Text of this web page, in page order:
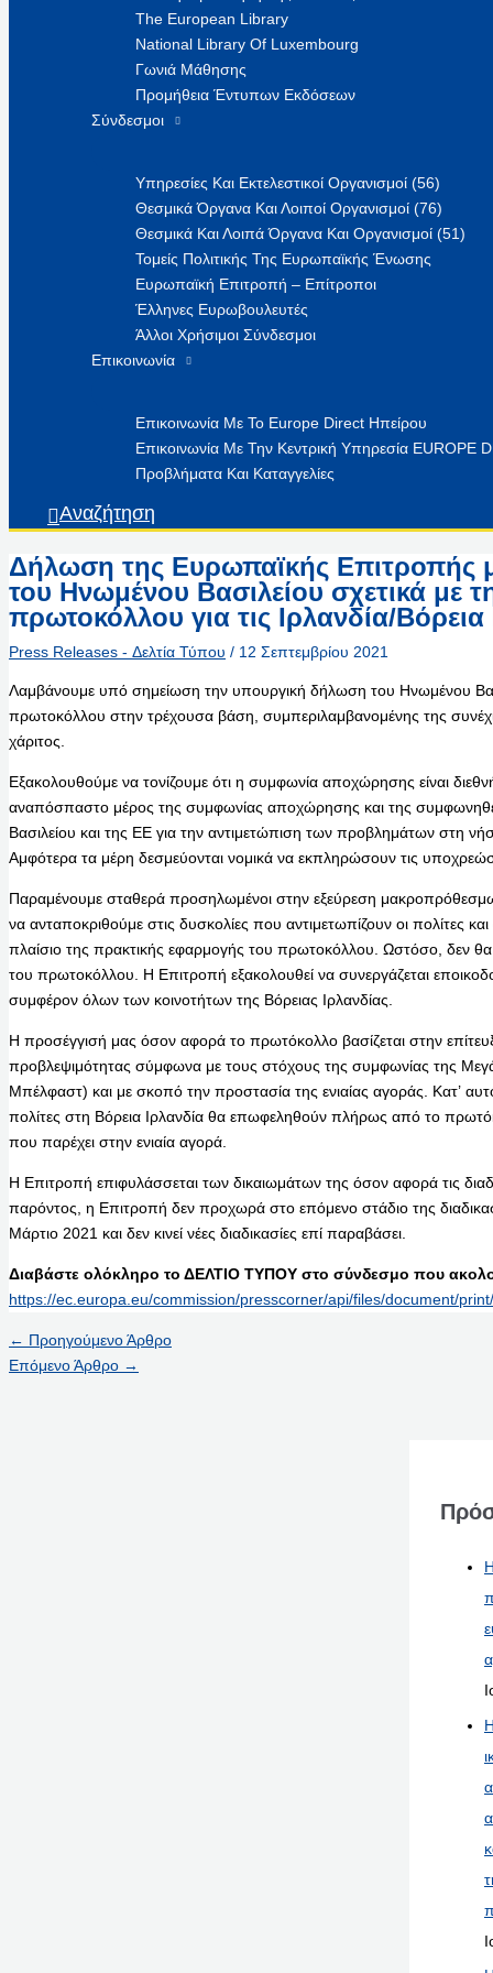
The European Library
National Library Of Luxembourg
Γωνιά Μάθησης
Προμήθεια Έντυπων Εκδόσεων
Σύνδεσμοι
Υπηρεσίες Και Εκτελεστικοί Οργανισμοί (56)
Θεσμικά Όργανα Και Λοιποί Οργανισμοί (76)
Θεσμικά Και Λοιπά Όργανα Και Οργανισμοί (51)
Τομείς Πολιτικής Της Ευρωπαϊκής Ένωσης
Ευρωπαϊκή Επιτροπή – Επίτροποι
Έλληνες Ευρωβουλευτές
Άλλοι Χρήσιμοι Σύνδεσμοι
Επικοινωνία
Επικοινωνία Με Το Europe Direct Ηπείρου
Επικοινωνία Με Την Κεντρική Υπηρεσία EUROPE
Προβλήματα Και Καταγγελίες
Αναζήτηση
Δήλωση της Ευρωπαϊκής Επιτροπής
του Ηνωμένου Βασιλείου σχετικά με
πρωτοκόλλου για τις Ιρλανδία/Βόρεια
Press Releases - Δελτία Τύπου / 12 Σεπτεμβρίου 2021
Λαμβάνουμε υπό σημείωση την υπουργική δήλωση του Ηνωμένου
πρωτοκόλλου στην τρέχουσα βάση, συμπεριλαμβανομένης της
χάριτος.
Εξακολουθούμε να τονίζουμε ότι η συμφωνία αποχώρησης είναι
αναπόσπαστο μέρος της συμφωνίας αποχώρησης και της
Βασιλείου και της ΕΕ για την αντιμετώπιση των προβλημάτων στη
Αμφότερα τα μέρη δεσμεύονται νομικά να εκπληρώσουν τις
Παραμένουμε σταθερά προσηλωμένοι στην εξεύρεση
να ανταποκριθούμε στις δυσκολίες που αντιμετωπίζουν οι πολίτες και
πλαίσιο της πρακτικής εφαρμογής του πρωτοκόλλου. Ωστόσο, δεν
του πρωτοκόλλου. Η Επιτροπή εξακολουθεί να συνεργάζεται
συμφέρον όλων των κοινοτήτων της Βόρειας Ιρλανδίας.
Η προσέγγισή μας όσον αφορά το πρωτόκολλο βασίζεται στην
προβλεψιμότητας σύμφωνα με τους στόχους της συμφωνίας της
Μπέλφαστ) και με σκοπό την προστασία της ενιαίας αγοράς. Κατ’
πολίτες στη Βόρεια Ιρλανδία θα επωφεληθούν πλήρως από το
που παρέχει στην ενιαία αγορά.
Η Επιτροπή επιφυλάσσεται των δικαιωμάτων της όσον αφορά τις
παρόντος, η Επιτροπή δεν προχωρά στο επόμενο στάδιο της
Μάρτιο 2021 και δεν κινεί νέες διαδικασίες επί παραβάσει.
Διαβάστε ολόκληρο το ΔΕΛΤΙΟ ΤΥΠΟΥ στο σύνδεσμο που
https://ec.europa.eu/commission/presscorner/api/files/document/
← Προηγούμενο Άρθρο
Επόμενο Άρθρο →